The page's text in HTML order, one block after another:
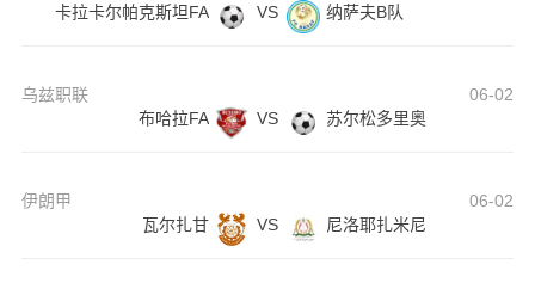
卡拉卡尔帕克斯坦FA
VS 纳萨夫B队
乌兹职联
06-02
布哈拉FA
VS 苏尔松多里奥
伊朗甲
06-02
瓦尔扎甘
VS 尼洛耶扎米尼